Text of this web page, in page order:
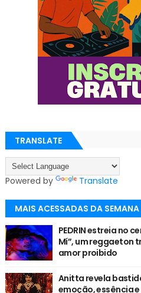
TRANSLATE
Powered by Translate
MAIS ACESSADAS DA SEMANA
PEDRIN estreia no
Mí”, um reggaeton
amor proibido
Anitta revela
emoção, essência